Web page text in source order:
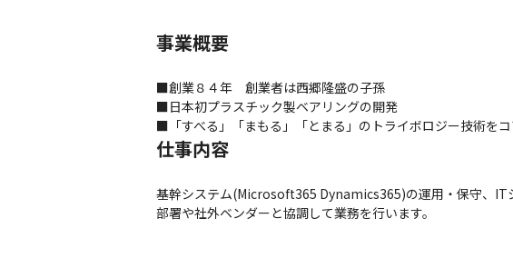
事業概要
■創業８４年　創業者は西郷隆盛の子孫
■日本初プラスチック製ベアリングの開発
■「すべる」「まもる」「とまる」のトライボロジー技術を
仕事内容
基幹システム(Microsoft365 Dynamics365)の運用・保守、IT
部署や社外ベンダーと協調して業務を行います。